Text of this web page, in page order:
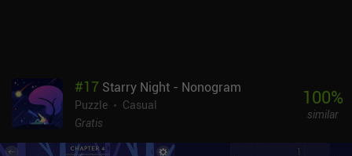
soluciones, lo que ayuda a aumentar la rejugabilidad. La variedad
y la creatividad de este encantador juego hacen que merezca la
pena probarlo para los amantes de los rompecabezas relajantes.
#17 Starry Night - Nonogram
Puzzle
Casual
Gratis
100%
similar